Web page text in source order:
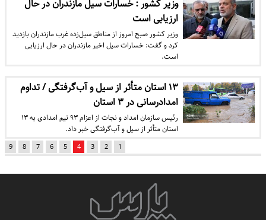
وزیر کشور : خسارات سیل مازندران در حال
ارزیابی است
وزیر کشور صبح امروز از مناطق سیل‌زده غرب مازندران بازدید
کرد و گفت: خسارات سیل اخیر مازندران در حال ارزیابی
است.
۱۳ استان متأثر از سیل و آب‌گرفتگی / تداوم
امدادرسانی در ۳ استان
رئیس سازمان امداد و نجات از اعزام ۹۳ تیم امدادی به ۱۳
استان متأثر از سیل و آب‌گرفتگی خبر داد.
1
2
3
4
5
6
7
8
9